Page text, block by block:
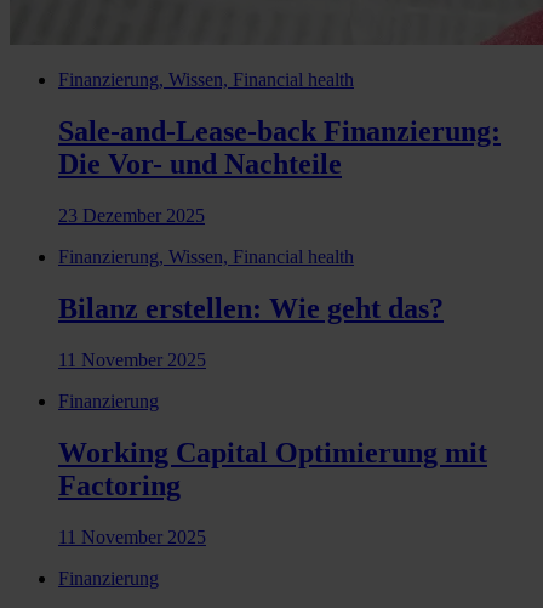
Finanzierung, Wissen, Financial health
Sale-and-Lease-back Finanzierung:
Die Vor- und Nachteile
23 Dezember 2025
Finanzierung, Wissen, Financial health
Bilanz erstellen: Wie geht das?
11 November 2025
Finanzierung
Working Capital Optimierung mit
Factoring
11 November 2025
Finanzierung